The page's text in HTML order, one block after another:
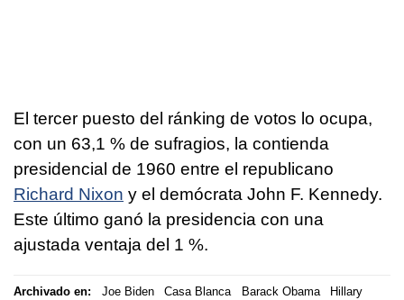
El tercer puesto del ránking de votos lo ocupa,
con un 63,1 % de sufragios, la contienda
presidencial de 1960 entre el republicano
Richard Nixon y el demócrata John F. Kennedy.
Este último ganó la presidencia con una
ajustada ventaja del 1 %.
Archivado en: Joe Biden Casa Blanca Barack Obama
Hillary